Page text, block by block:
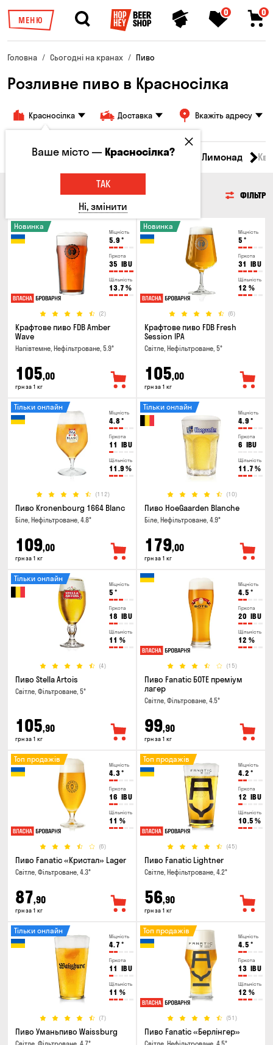
МЕНЮ
0 0
Головна Сьогодні на кранах Пиво
Розливне пиво в Красносілка
Красносілка Доставка Вкажіть адресу
Всі товари Пиво Сидр Вино Лимонад
ФІЛЬТР
Міцність
5.9 °
Гіркота
35 IBU
Щільність
13.7 %
(2)
Новинка
Крафтове пиво FDB Amber
Wave
Напівтемне, Нефільтроване, 5.9°
105,00
грн за 1 кг
Міцність
5 °
Гіркота
31 IBU
Щільність
12 %
(6)
Новинка
Крафтове пиво FDB Fresh
Session IPA
Світле, Нефільтроване, 5°
105,00
грн за 1 кг
Міцність
4.8 °
Гіркота
11 IBU
Щільність
11.9 %
(112)
Тільки онлайн
Пиво Kronenbourg 1664 Blanc
Біле, Нефільтроване, 4.8°
109,00
грн за 1 кг
Міцність
4.9 °
Гіркота
6 IBU
Щільність
11.7 %
(10)
Тільки онлайн
Пиво HoeGaarden Blanche
Біле, Нефільтроване, 4.9°
179,00
грн за 1 кг
Міцність
5 °
Гіркота
18 IBU
Щільність
11 %
(4)
Тільки онлайн
Пиво Stella Artois
Світле, Фільтроване, 5°
105,90
грн за 1 кг
Міцність
4.5 °
Гіркота
20 IBU
Щільність
12 %
(15)
Пиво Fanatic БОТЕ преміум
лагер
Світле, Фільтроване, 4.5°
99,90
грн за 1 кг
Міцність
4.3°
Гіркота
16 IBU
Щільність
11 %
(6)
Топ продажів
Пиво Fanatic «Кристал» Lager
Світле, Фільтроване, 4.3°
87,90
грн за 1 кг
Міцність
4.2 °
Гіркота
12 IBU
Щільність
10.5 %
(45)
Топ продажів
Пиво Fanatic Lightner
Світле, Нефільтроване, 4.2°
56,90
грн за 1 кг
Міцність
4.7 °
Гіркота
11 IBU
Щільність
11 %
(7)
Тільки онлайн
Пиво Уманьпиво Waissburg
Міцність
4.5 °
Гіркота
13 IBU
Щільність
12 %
(51)
Топ продажів
Пиво Fanatic «Берлінгер»
Ваше місто —Красносілка?
ТАК
Ні, змінити